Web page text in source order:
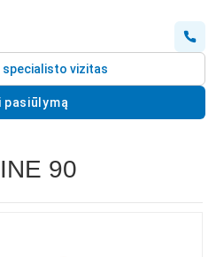
specialisto vizitas
pasiūlymą
90